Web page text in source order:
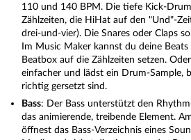
110 und 140 BPM. Die tiefe Kick-
Zählzeiten, die HiHat auf den "Und"-
drei-und-vier). Die Snares oder Claps
Im Music Maker kannst du deine
Beatbox auf die Zählzeiten setzen.
einfacher und lädst ein Drum-Sample,
richtig gersetzt sind.
Bass: Der Bass unterstützt den
das animierende, treibende Element.
öffnest das Bass-Verzeichnis eines